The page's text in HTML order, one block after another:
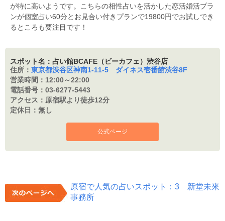
が特に高いようです。こちらの相性占いを活かした恋活婚活プラ
ンが個室占い60分とお見合い付きプランで19800円でお試しでき
るところも要注目です！
スポット名：占い館BCAFE（ビーカフェ）渋谷店
住所： 東京都渋谷区神南1-11-5 ダイネス壱番館渋谷8F
営業時間： 12:00～22:00
電話番号： 03-6277-5443
アクセス： 原宿駅より徒歩12分
定休日： 無し
公式ページ
原宿で人気の占いスポット：3 新堂未來
事務所